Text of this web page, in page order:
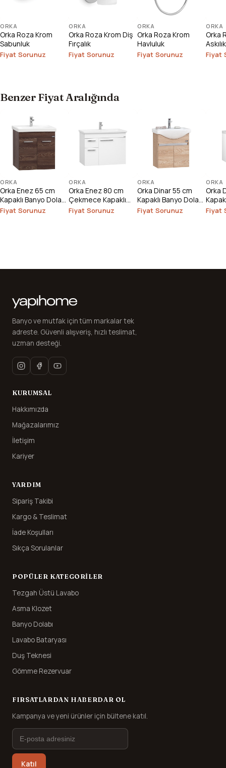
ORKA
Orka Roza Krom
Sabunluk
Fiyat Sorunuz
ORKA
Orka Roza Krom Diş
Fırçalık
Fiyat Sorunuz
ORKA
Orka Roza Krom
Havluluk
Fiyat Sorunuz
ORKA
Orka
Askılık
Fiyat
Benzer Fiyat Aralığında
ORKA
Orka Enez 65 cm
Kapaklı Banyo Dolabı
Alt Modülü
Fiyat Sorunuz
ORKA
Orka Enez 80 cm
Çekmece Kapaklı
Banyo Dolabı Alt
Fiyat Sorunuz
ORKA
Orka Dinar 55 cm
Kapaklı Banyo Dolabı
Alt Modülü
Fiyat Sorunuz
ORKA
Orka
Alt
Fiyat
Banyo ve mutfak için tüm markalar tek
adreste. Güvenli alışveriş, hızlı teslimat,
uzman desteği.
KURUMSAL
Hakkımızda
Mağazalarımız
İletişim
Kariyer
YARDIM
Sipariş Takibi
Kargo & Teslimat
İade Koşulları
Sıkça Sorulanlar
POPÜLER KATEGORILER
Tezgah Üstü Lavabo
Asma Klozet
Banyo Dolabı
Lavabo Bataryası
Duş Teknesi
Gömme Rezervuar
FIRSATLARDAN HABERDAR OL
Kampanya ve yeni ürünler için bültene katıl.
Katıl